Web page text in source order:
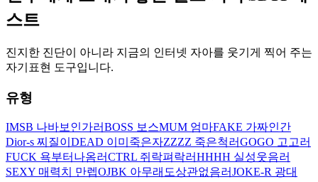
스트
진지한 진단이 아니라 지금의 인터넷 자아를 웃기게 찍어 주는
자기표현 도구입니다.
유형
IMSB 나바보인가러BOSS 보스MUM 엄마FAKE 가짜인간
Dior-s 찌질이 DEAD 이미죽은자ZZZZ 죽은척러GOGO 고고러
FUCK 욕부터나옴러CTRL 쥐락펴락러HHHH 실성웃음러
SEXY 매력치 만렙OJBK 아무래도상관없음러JOKE-R 광대